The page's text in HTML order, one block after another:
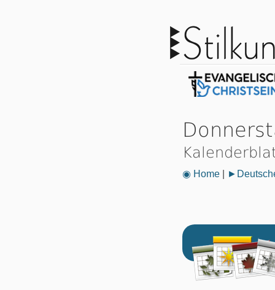
◉ Home|